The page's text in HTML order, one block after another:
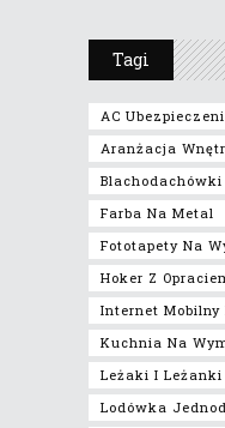
Tagi
AC
Aranżacja
Blachodachówki
Farba Na Metal
Fototapety Na
Hoker Z
Internet Mobilny
Kuchnia Na
Leżaki I Leżanki
Lodówka